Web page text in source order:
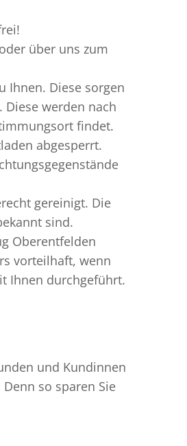
über uns zum
Ihnen. Diese sorgen
werden nach
findet.
abgesperrt.
gereinigt. Die
sind.
Oberentfelden
vorteilhaft, wenn
Ihnen durchgeführt.
und Kundinnen
so sparen Sie